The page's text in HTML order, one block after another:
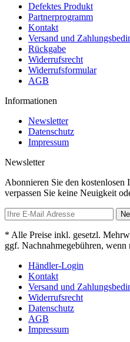
Defektes Produkt
Partnerprogramm
Kontakt
Versand und
Rückgabe
Widerrufsrecht
Widerrufsformular
AGB
Informationen
Newsletter
Datenschutz
Impressum
Newsletter
Abonnieren Sie den
verpassen Sie keine Neuigkeit
* Alle Preise inkl. gesetzl.
ggf. Nachnahmegebühren, wenn
Händler-Login
Kontakt
Versand und
Widerrufsrecht
Datenschutz
AGB
Impressum